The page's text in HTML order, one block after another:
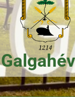
Galgahévíz